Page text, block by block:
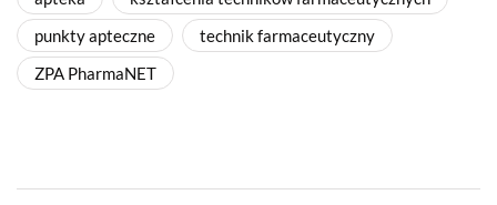
punkty apteczne
technik farmaceutyczny
ZPA PharmaNET